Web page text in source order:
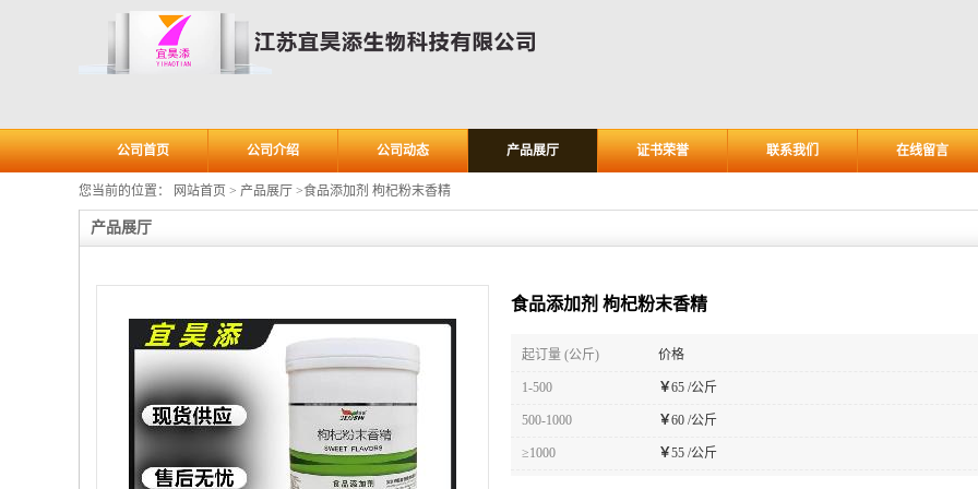
公司首页 公司介绍 公司动态 产品展厅 证书荣誉 联系我们 在线留言
您当前的位置： 网站首页 > 产品展厅 >食品添加剂 枸杞粉末香精
产品展厅
食品添加剂 枸杞粉末香精
起订量 (公斤) 价格
1-500 ￥65 /公斤
500-1000 ￥60 /公斤
≥1000 ￥55 /公斤